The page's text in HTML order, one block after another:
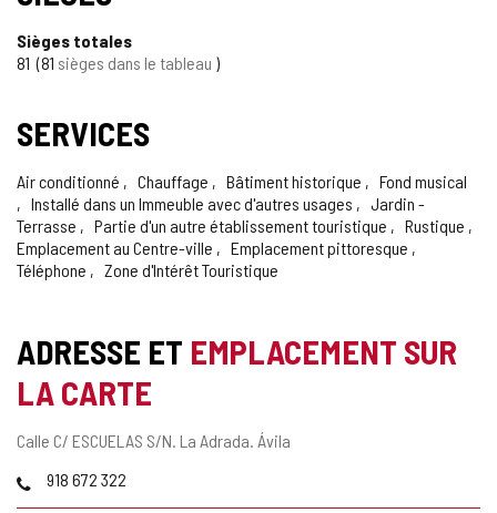
Sièges totales
81 81 sièges dans le tableau
SERVICES
Air conditionné Chauffage Bâtiment historique
Fond musical
Installé dans un Immeuble avec d'autres usages
Jardin -
Terrasse
Partie d'un autre établissement touristique
Rustique
Emplacement au Centre-ville
Emplacement pittoresque
Téléphone
Zone d'Intérêt Touristique
ADRESSE ET EMPLACEMENT SUR
LA CARTE
Adresse
Calle C/ ESCUELAS S/N. La Adrada. Ávila
Téléphones
918 672 322